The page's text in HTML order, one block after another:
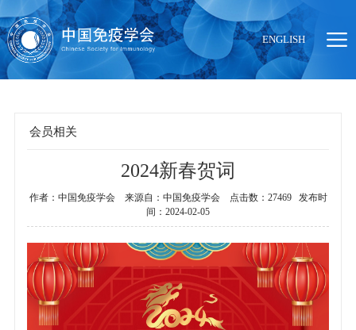
ENGLISH
会员相关
当前位置： 首页 >
2024新春贺词
作者：中国免疫学会 来源自：中国免疫学会 点击数：27469 发布时
间：2024-02-05